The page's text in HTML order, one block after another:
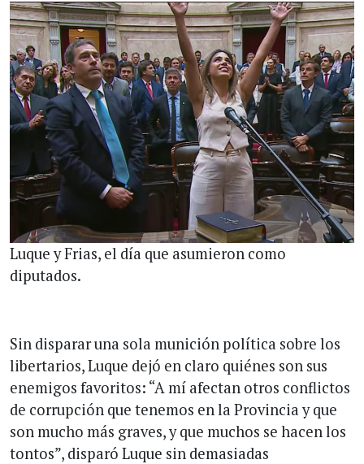
Luque y Frias, el día que asumieron como
diputados.
Sin disparar una sola munición política sobre los
libertarios, Luque dejó en claro quiénes son sus
enemigos favoritos: “A mí afectan otros conflictos
de corrupción que tenemos en la Provincia y que
son mucho más graves, y que muchos se hacen los
tontos”, disparó Luque sin demasiadas